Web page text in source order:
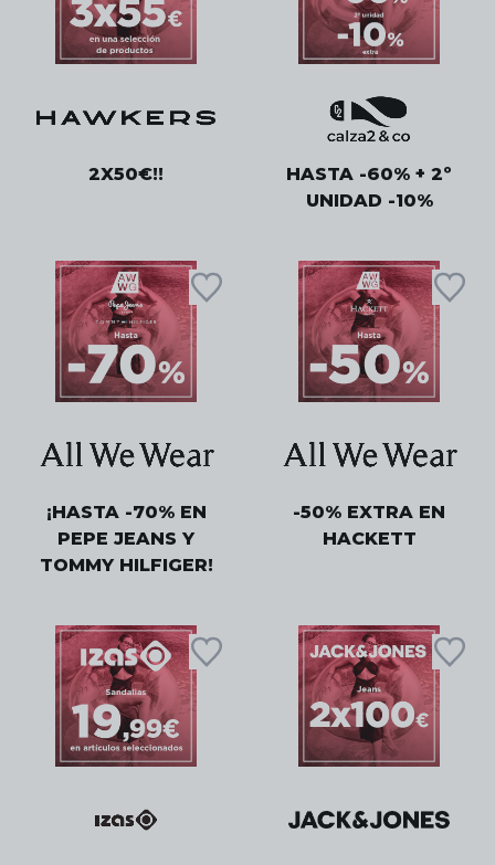
2X50€!!
HASTA -60% + 2º
UNIDAD -10%
¡HASTA -70% EN
PEPE JEANS Y
TOMMY HILFIGER!
-50% EXTRA EN
HACKETT